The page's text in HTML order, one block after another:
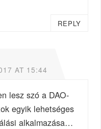
REPLY
AT 15:44
lesz szó a DAO-
egyik lehetséges
alkalmazása…